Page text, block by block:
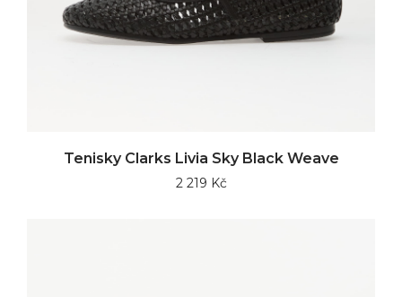
Tenisky Clarks Livia Sky Black Weave
2 219 Kč